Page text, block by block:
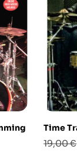
Time
Prezzo
19,00 €